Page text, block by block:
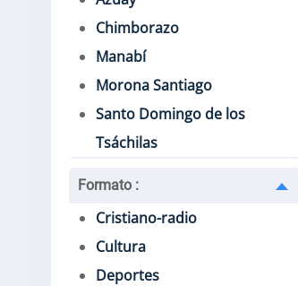
Chimborazo
Manabí
Morona Santiago
Santo Domingo de los
Tsáchilas
Formato :
Cristiano-radio
Cultura
Deportes